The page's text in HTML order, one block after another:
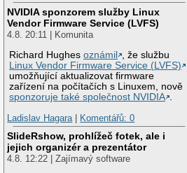
NVIDIA sponzorem služby Linux
Vendor Firmware Service (LVFS)
4.8. 20:11 | Komunita
Richard Hughesoznámil
, že službu
Linux Vendor Firmware Service (LVFS)
umožňující aktualizovat firmware
zařízení na počítačích s Linuxem, nově
sponzoruje také společnost NVIDIA .
Ladislav Hagara | Komentářů: 0
SlideRshow, prohlížeč fotek, ale i
jejich organizér a prezentátor
4.8. 12:22 | Zajímavý software